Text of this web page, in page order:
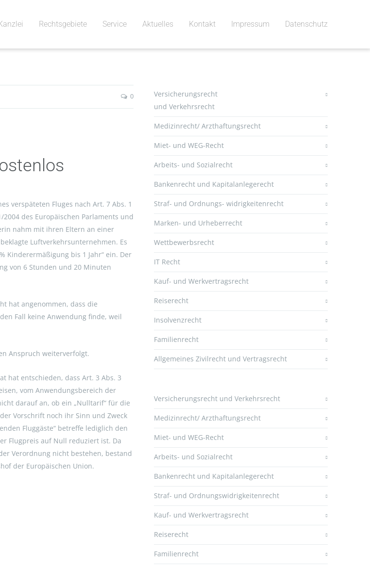
Rechtsgebiete Service Aktuelles Kontakt Impressum Datenschutz
0
verspäteten Fluges nach Art. 7 Abs. 1
des Europäischen Parlaments und
nahm mit ihren Eltern an einer
Luftverkehrsunternehmen. Es
Kinderermäßigung bis 1 Jahr“ ein. Der
von 6 Stunden und 20 Minuten
hat angenommen, dass die
Fall keine Anwendung finde, weil
Anspruch weiterverfolgt.
hat entschieden, dass Art. 3 Abs. 3
vom Anwendungsbereich der
darauf an, ob ein „Nulltarif“ für die
Vorschrift noch ihr Sinn und Zweck
Fluggäste“ betreffe lediglich den
Flugpreis auf Null reduziert ist. Da
Verordnung nicht bestehen, bestand
der Europäischen Union.
Versicherungsrecht
und Verkehrsrecht
Medizinrecht/ Arzthaftungsrecht
Miet- und WEG-Recht
Arbeits- und Sozialrecht
Bankenrecht und Kapitalanlegerecht
Straf- und Ordnungs- widrigkeitenrecht
Marken- und Urheberrecht
Wettbewerbsrecht
IT Recht
Kauf- und Werkvertragsrecht
Reiserecht
Insolvenzrecht
Familienrecht
Allgemeines Zivilrecht und Vertragsrecht
Versicherungsrecht und Verkehrsrecht
Medizinrecht/ Arzthaftungsrecht
Miet- und WEG-Recht
Arbeits- und Sozialrecht
Bankenrecht und Kapitalanlegerecht
Straf- und Ordnungswidrigkeitenrecht
Kauf- und Werkvertragsrecht
Reiserecht
Familienrecht